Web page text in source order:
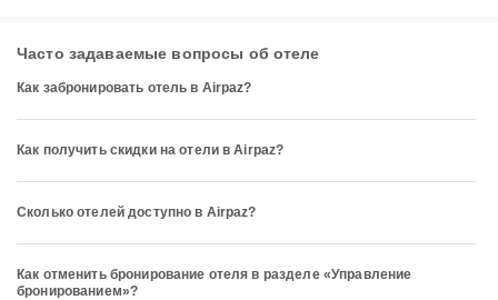
Часто задаваемые вопросы об отеле
Как забронировать отель в Airpaz?
Как получить скидки на отели в Airpaz?
Сколько отелей доступно в Airpaz?
Как отменить бронирование отеля в разделе «Управление
бронированием»?